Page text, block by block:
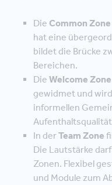
Die Common Zone
hat eine
bildet die Brücke
Bereichen.
Die Welcome Zone
gewidmet und
informellen
In derTeam Zone
Die Lautstärke
Zonen. Flexibel
und Module zum